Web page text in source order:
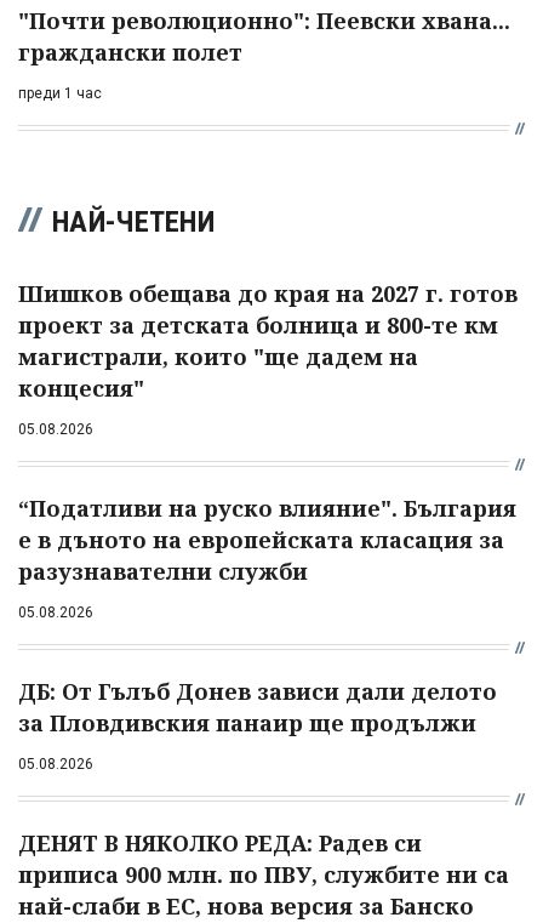
"Почти революционно": Пеевски хвана...
граждански полет
преди 1 час
НАЙ-ЧЕТЕНИ
Шишков обещава до края на 2027 г. готов
проект за детската болница и 800-те км
магистрали, които "ще дадем на
концесия"
05.08.2026
“Податливи на руско влияние". България
е в дъното на европейската класация за
разузнавателни служби
05.08.2026
ДБ: От Гълъб Донев зависи дали делото
за Пловдивския панаир ще продължи
05.08.2026
ДЕНЯТ В НЯКОЛКО РЕДА: Радев си
приписа 900 млн. по ПВУ, службите ни са
най-слаби в ЕС, нова версия за Банско